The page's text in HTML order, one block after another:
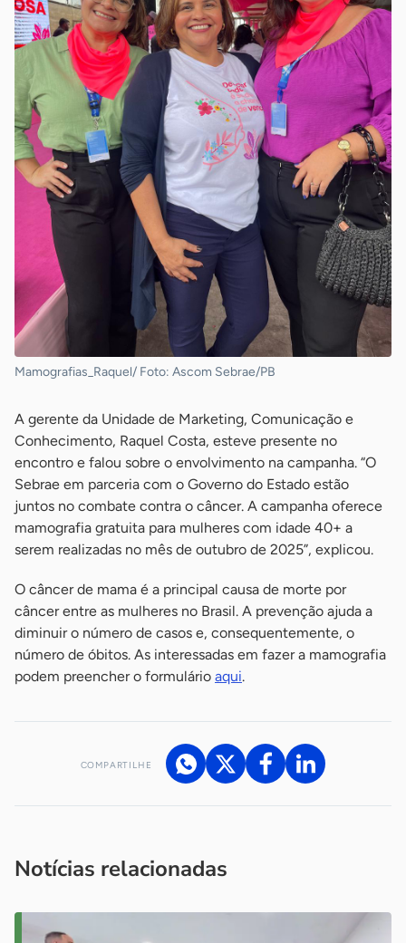
Mamografias_Raquel/ Foto: Ascom Sebrae/PB
A gerente da Unidade de Marketing, Comunicação e
Conhecimento, Raquel Costa, esteve presente no
encontro e falou sobre o envolvimento na campanha. “O
Sebrae em parceria com o Governo do Estado estão
juntos no combate contra o câncer. A campanha oferece
mamografia gratuita para mulheres com idade 40+ a
serem realizadas no mês de outubro de 2025”, explicou.
O câncer de mama é a principal causa de morte por
câncer entre as mulheres no Brasil. A prevenção ajuda a
diminuir o número de casos e, consequentemente, o
número de óbitos. As interessadas em fazer a mamografia
podem preencher o formulário aqui.
COMPARTILHE
Notícias relacionadas